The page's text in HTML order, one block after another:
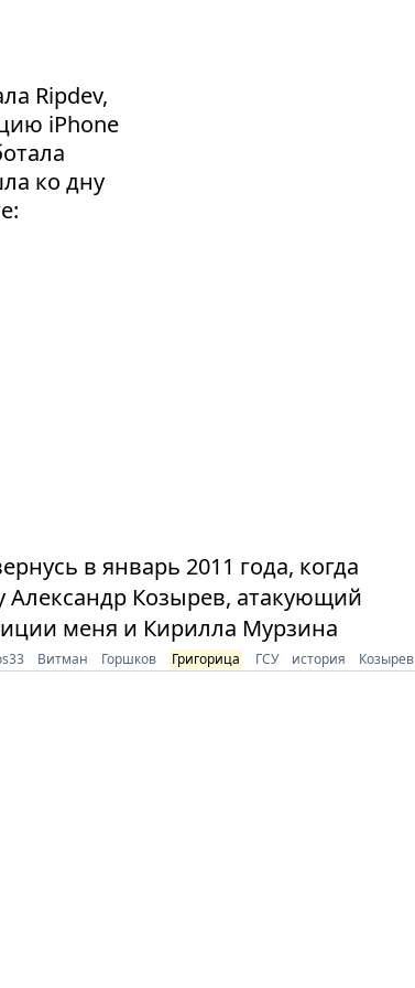
Ripdev,
iPhone
ко дну
в январь 2011 года, когда
Козырев, атакующий
меня и Кирилла Мурзина
Витман Горшков Григорица ГСУ история Козырев